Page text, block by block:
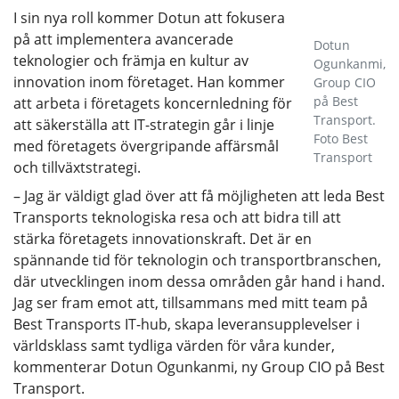
Dotun
Ogunkanmi,
Group CIO
på Best
Transport.
Foto Best
Transport
I sin nya roll kommer Dotun att fokusera
på att implementera avancerade
teknologier och främja en kultur av
innovation inom företaget. Han kommer
att arbeta i företagets koncernledning för
att säkerställa att IT-strategin går i linje
med företagets övergripande affärsmål
och tillväxtstrategi.
– Jag är väldigt glad över att få möjligheten att leda Best
Transports teknologiska resa och att bidra till att
stärka företagets innovationskraft. Det är en
spännande tid för teknologin och transportbranschen,
där utvecklingen inom dessa områden går hand i hand.
Jag ser fram emot att, tillsammans med mitt team på
Best Transports IT-hub, skapa leveransupplevelser i
världsklass samt tydliga värden för våra kunder,
kommenterar Dotun Ogunkanmi, ny Group CIO på Best
Transport.